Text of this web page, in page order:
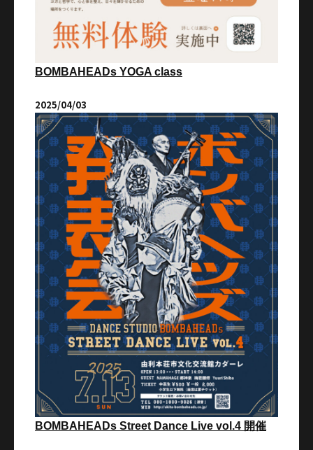
BOMBAHEADs YOGA class
2025/04/03
BOMBAHEADs Street Dance Live vol.4 開催